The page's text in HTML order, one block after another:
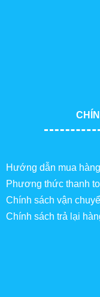
Hướng dẫn mua hàng
Phương thức thanh
Chính sách vận
Chính sách trả lại